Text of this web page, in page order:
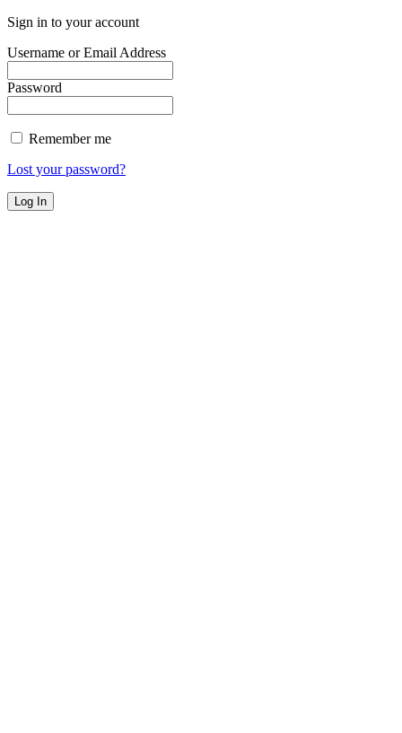
Sign in to your account
Username or Email Address
Password
Remember me
Lost your password?